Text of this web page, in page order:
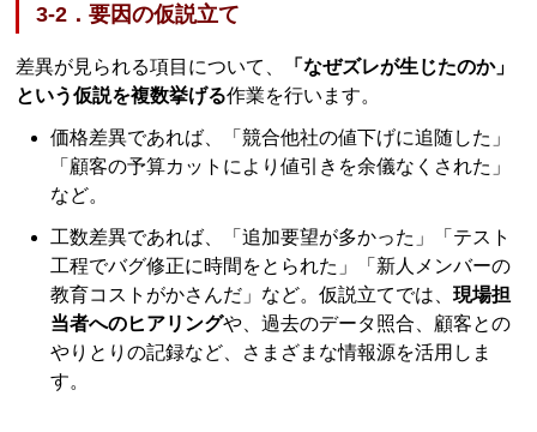
3-2．要因の仮説立て
差異が見られる項目について、
「なぜズレが生じたのか」
という仮説を複数挙げる作業を行います。
価格差異であれば、「競合他社の値下げに追随した」
「顧客の予算カットにより値引きを余儀なくされた」
など。
工数差異であれば、「追加要望が多かった」「テスト
工程でバグ修正に時間をとられた」「新人メンバーの
教育コストがかさんだ」など。仮説立てでは、現場担
当者へのヒアリングや、過去のデータ照合、顧客との
やりとりの記録など、さまざまな情報源を活用しま
す。